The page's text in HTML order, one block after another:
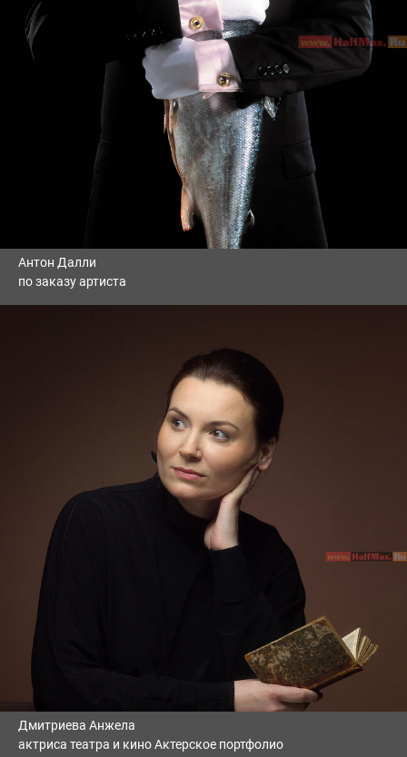
Антон Далли
по заказу артиста
Дмитриева Анжела
актриса театра и кино Актерское портфолио